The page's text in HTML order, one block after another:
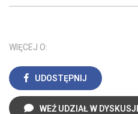
WIĘCEJ O:
UDOSTĘPNIJ
WEŹ UDZIAŁ W DYSKUSJI